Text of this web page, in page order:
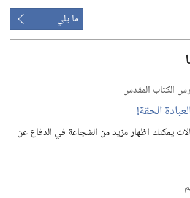
ما يلي
الكتاب المقدس
الحقة!‏
يمكنك اظهار مزيد من الشجاعة في الدفاع عن